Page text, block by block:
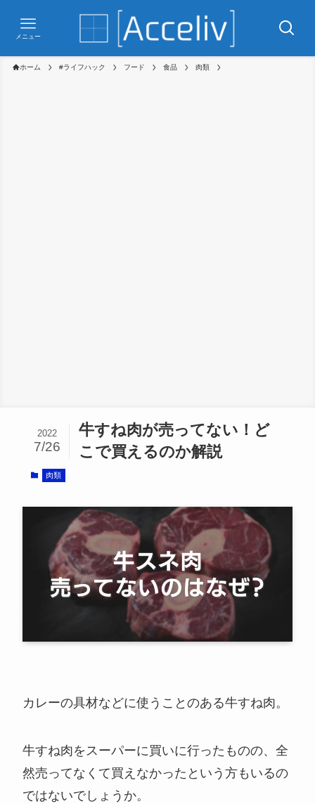
メニュー
ホーム #ライフハック フード 食品 肉類
牛すね肉が売ってない！ど
こで買えるのか解説
2022
7/26
肉類
カレーの具材などに使うことのある牛すね肉。
牛すね肉をスーパーに買いに行ったものの、全
然売ってなくて買えなかったという方もいるの
ではないでしょうか。